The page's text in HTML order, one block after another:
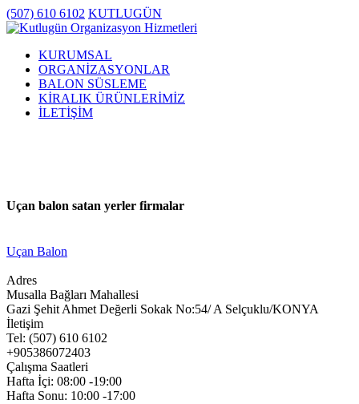
(507) 610 6102 KUTLUGÜN
KURUMSAL
ORGANİZASYONLAR
BALON SÜSLEME
KİRALIK ÜRÜNLERİMİZ
İLETİŞİM
Uçan balon satan yerler firmalar
Uçan Balon
Adres
Musalla Bağları Mahallesi
Gazi Şehit Ahmet Değerli Sokak No:54/ A Selçuklu/KONYA
İletişim
Tel: (507) 610 6102
+905386072403
Çalışma Saatleri
Hafta İçi: 08:00 -19:00
Hafta Sonu: 10:00 -17:00